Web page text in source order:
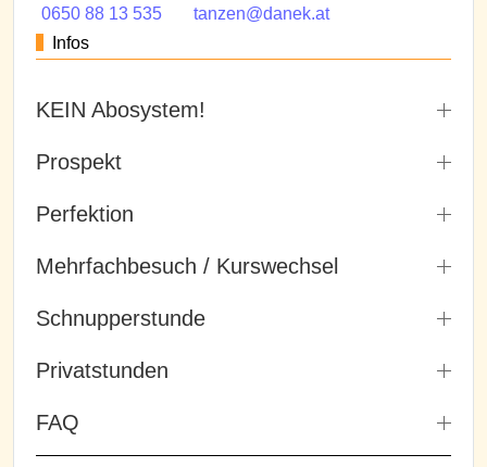
0650 88 13 535
tanzen@danek.at
Infos
KEIN Abosystem!
Prospekt
Perfektion
Mehrfachbesuch / Kurswechsel
Schnupperstunde
Privatstunden
FAQ